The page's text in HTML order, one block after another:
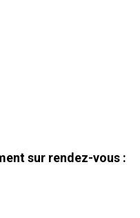
sur rendez-vous :